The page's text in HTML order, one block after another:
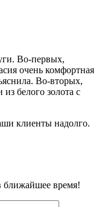
Во-первых,
очень комфортная
Во-вторых,
белого золота с
клиенты надолго.
ближайшее время!